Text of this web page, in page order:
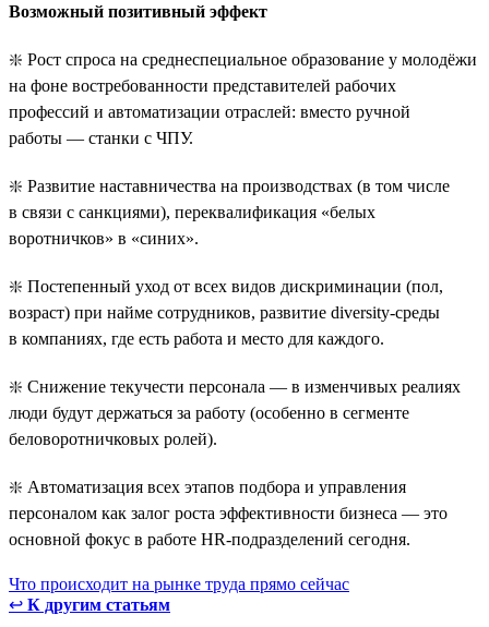
Возможный позитивный эффект
❇️ Рост спроса на среднеспециальное образование у молодёжи
на фоне востребованности представителей рабочих
профессий и автоматизации отраслей: вместо ручной
работы — станки с ЧПУ.
❇️ Развитие наставничества на производствах (в том числе
в связи с санкциями), переквалификация «белых
воротничков» в «синих».
❇️ Постепенный уход от всех видов дискриминации (пол,
возраст) при найме сотрудников, развитие diversity-среды
в компаниях, где есть работа и место для каждого.
❇️ Снижение текучести персонала — в изменчивых реалиях
люди будут держаться за работу (особенно в сегменте
беловоротничковых ролей).
❇️ Автоматизация всех этапов подбора и управления
персоналом как залог роста эффективности бизнеса — это
основной фокус в работе HR-подразделений сегодня.
Что происходит на рынке труда прямо сейчас
↩ К другим статьям